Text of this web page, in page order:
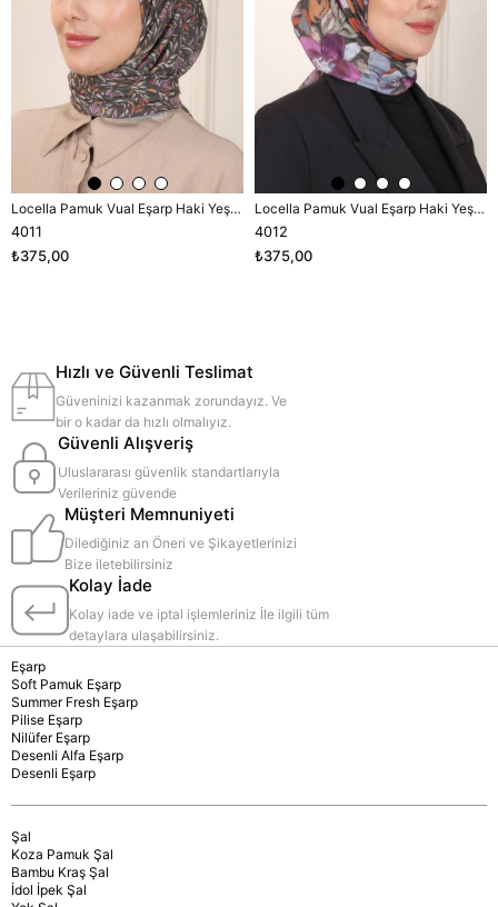
Locella Pamuk Vual Eşarp Haki Yeşili-2
4011
₺375,00
Locella Pamuk Vual Eşarp Haki Yeşili-2
4012
₺375,00
Hızlı ve Güvenli Teslimat
Güveninizi kazanmak zorundayız. Ve
bir o kadar da hızlı olmalıyız.
Güvenli Alışveriş
Uluslararası güvenlik standartlarıyla
Verileriniz güvende
Müşteri Memnuniyeti
Dilediğiniz an Öneri ve Şikayetlerinizi
Bize iletebilirsiniz
Kolay İade
Kolay iade ve iptal işlemleriniz İle ilgili tüm
detaylara ulaşabilirsiniz.
Eşarp
Soft Pamuk Eşarp
Summer Fresh Eşarp
Pilise Eşarp
Nilüfer Eşarp
Desenli Alfa Eşarp
Desenli Eşarp
Şal
Koza Pamuk Şal
Bambu Kraş Şal
İdol İpek Şal